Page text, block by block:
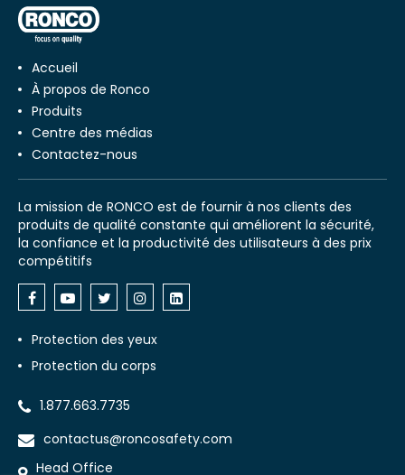
Accueil
À propos de Ronco
Produits
Centre des médias
Contactez-nous
La mission de RONCO est de fournir à nos clients des
produits de qualité constante qui améliorent la sécurité,
la confiance et la productivité des utilisateurs à des prix
compétitifs
Protection des yeux
Protection du corps
1.877.663.7735
contactus@roncosafety.com
Head Office